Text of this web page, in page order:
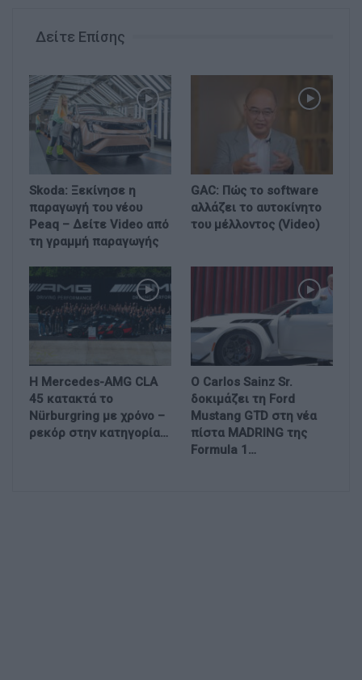
Δείτε Επίσης
Skoda: Ξεκίνησε η
παραγωγή του νέου
Peaq – Δείτε Video από
τη γραμμή παραγωγής
GAC: Πώς το software
αλλάζει το αυτοκίνητο
του μέλλοντος (Video)
Η Mercedes-AMG CLA
45 κατακτά το
Nürburgring με χρόνο –
ρεκόρ στην κατηγορία…
Ο Carlos Sainz Sr.
δοκιμάζει τη Ford
Mustang GTD στη νέα
πίστα MADRING της
Formula 1…